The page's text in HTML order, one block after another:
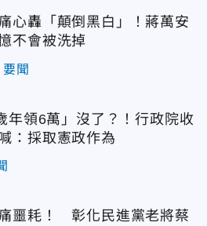
心轟「顛倒黑白」！蔣萬安
不會被洗掉
要聞
年領6萬」沒了？！行政院收
：採取憲政作為
噩耗！ 彰化民進黨老將蔡